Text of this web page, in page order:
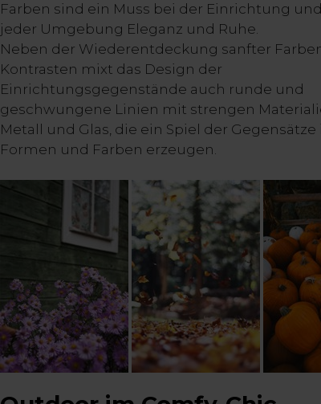
Farben sind ein Muss bei der Einrichtung
jeder Umgebung Eleganz und Ruhe.
Neben der Wiederentdeckung sanfter
Kontrasten mixt das Design der
Einrichtungsgegenstände auch runde und
geschwungene Linien mit strengen
Metall und Glas, die ein Spiel der Gegensätze
Formen und Farben erzeugen.